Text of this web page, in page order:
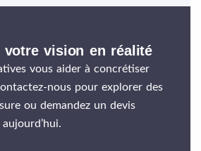
votre vision en réalité
vous aider à concrétiser
nous pour explorer des
ou demandez un devis